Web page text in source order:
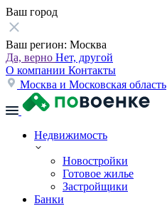
Ваш город
Ваш регион: Москва
Да, верно Нет, другой
О компании Контакты
Москва и Московская область
Недвижимость
Новостройки
Готовое жилье
Застройщики
Банки